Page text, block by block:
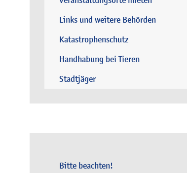
Links und weitere Behörden
Katastrophenschutz
Handhabung bei Tieren
Stadtjäger
Bitte beachten!